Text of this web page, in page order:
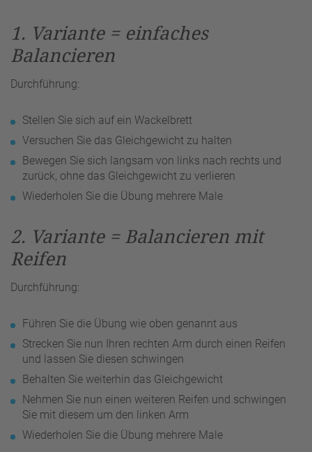
1. Variante = einfaches
Balancieren
Durchführung:
Stellen Sie sich auf ein Wackelbrett
Versuchen Sie das Gleichgewicht zu halten
Bewegen Sie sich langsam von links nach rechts und
zurück, ohne das Gleichgewicht zu verlieren
Wiederholen Sie die Übung mehrere Male
2. Variante = Balancieren mit
Reifen
Durchführung:
Führen Sie die Übung wie oben genannt aus
Strecken Sie nun Ihren rechten Arm durch einen Reifen
und lassen Sie diesen schwingen
Behalten Sie weiterhin das Gleichgewicht
Nehmen Sie nun einen weiteren Reifen und schwingen
Sie mit diesem um den linken Arm
Wiederholen Sie die Übung mehrere Male